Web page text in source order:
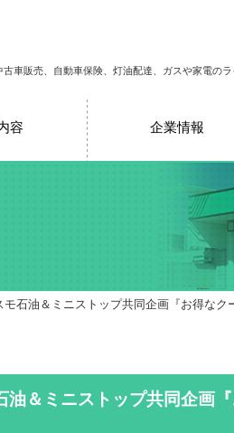
車販売、自動車保険、灯油配達、ガスや家電のラ
容 企業情報
石油＆ミニストップ共同企画『お得なク
＆ミニストップ共同企画